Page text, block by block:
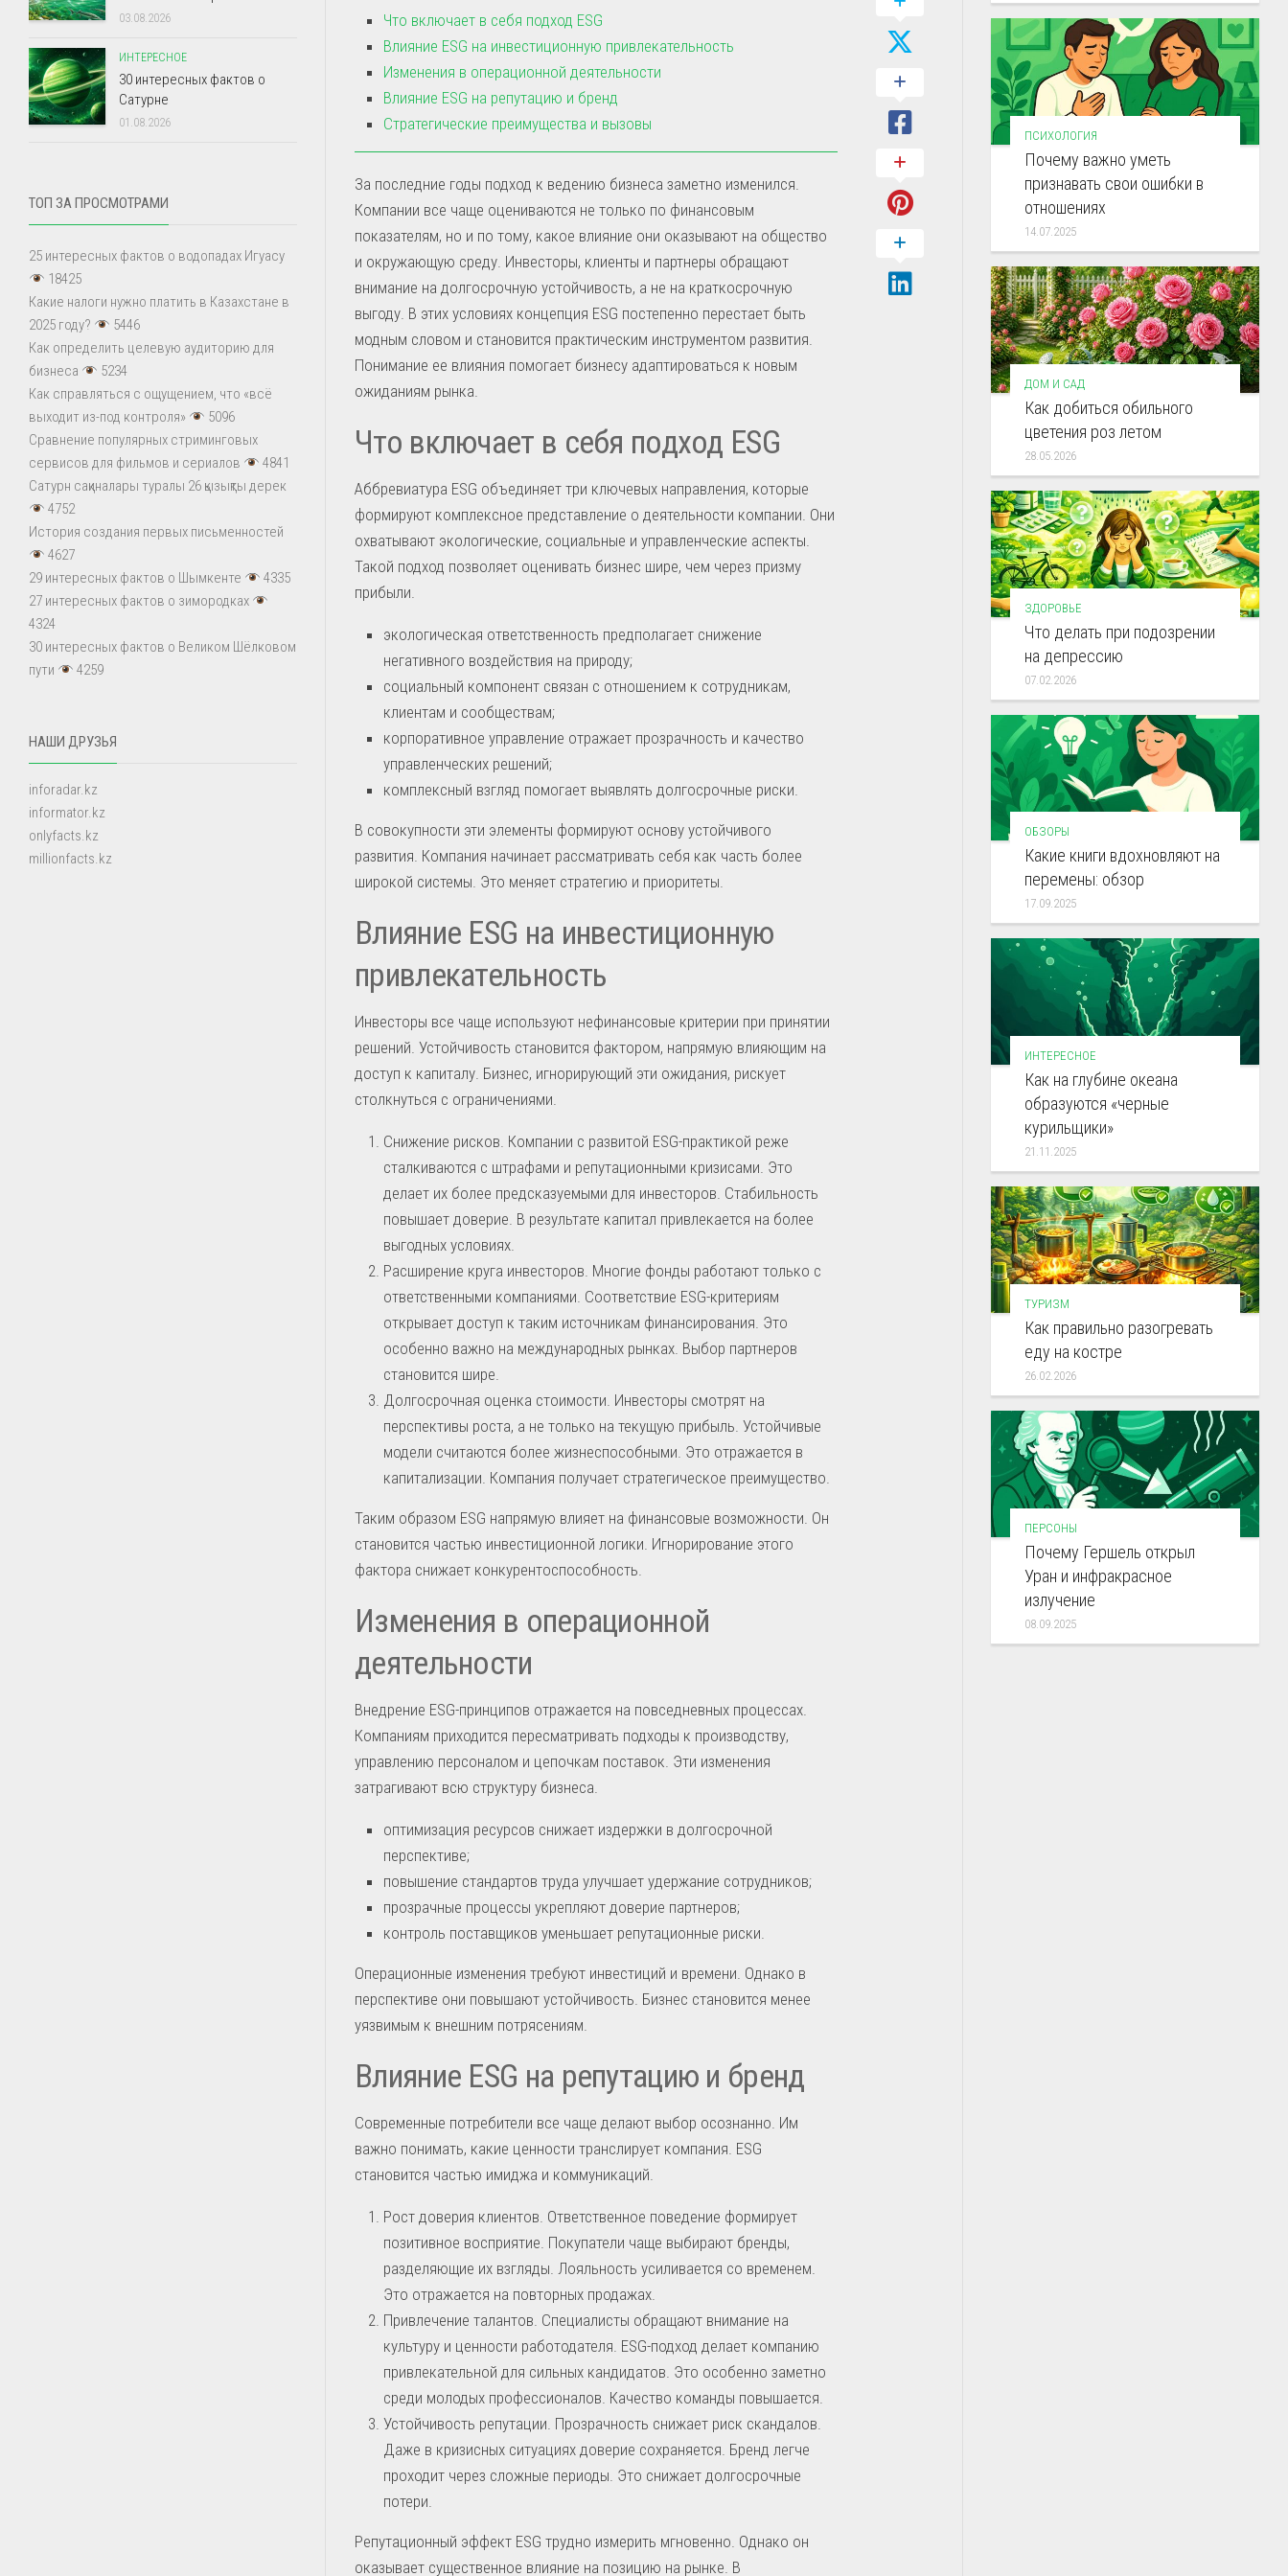
Что включает в себя подход ESG
Влияние ESG на инвестиционную привлекательность
Изменения в операционной деятельности
Влияние ESG на репутацию и бренд
Стратегические преимущества и вызовы
За последние годы подход к ведению бизнеса заметно изменился.
Компании все чаще оцениваются не только по финансовым
показателям, но и по тому, какое влияние они оказывают на общество
и окружающую среду. Инвесторы, клиенты и партнеры обращают
внимание на долгосрочную устойчивость, а не на краткосрочную
выгоду. В этих условиях концепция ESG постепенно перестает быть
модным словом и становится практическим инструментом развития.
Понимание ее влияния помогает бизнесу адаптироваться к новым
ожиданиям рынка.
Что включает в себя подход ESG
Аббревиатура ESG объединяет три ключевых направления, которые
формируют комплексное представление о деятельности компании. Они
охватывают экологические, социальные и управленческие аспекты.
Такой подход позволяет оценивать бизнес шире, чем через призму
прибыли.
экологическая ответственность предполагает снижение
негативного воздействия на природу;
социальный компонент связан с отношением к сотрудникам,
клиентам и сообществам;
корпоративное управление отражает прозрачность и качество
управленческих решений;
комплексный взгляд помогает выявлять долгосрочные риски.
В совокупности эти элементы формируют основу устойчивого
развития. Компания начинает рассматривать себя как часть более
широкой системы. Это меняет стратегию и приоритеты.
Влияние ESG на инвестиционную
привлекательность
Инвесторы все чаще используют нефинансовые критерии при принятии
решений. Устойчивость становится фактором, напрямую влияющим на
доступ к капиталу. Бизнес, игнорирующий эти ожидания, рискует
столкнуться с ограничениями.
Снижение рисков. Компании с развитой ESG-практикой реже
сталкиваются с штрафами и репутационными кризисами. Это
делает их более предсказуемыми для инвесторов. Стабильность
повышает доверие. В результате капитал привлекается на более
выгодных условиях.
Расширение круга инвесторов. Многие фонды работают только с
ответственными компаниями. Соответствие ESG-критериям
открывает доступ к таким источникам финансирования. Это
особенно важно на международных рынках. Выбор партнеров
становится шире.
Долгосрочная оценка стоимости. Инвесторы смотрят на
перспективы роста, а не только на текущую прибыль. Устойчивые
модели считаются более жизнеспособными. Это отражается в
капитализации. Компания получает стратегическое преимущество.
Таким образом ESG напрямую влияет на финансовые возможности. Он
становится частью инвестиционной логики. Игнорирование этого
фактора снижает конкурентоспособность.
Изменения в операционной
деятельности
Внедрение ESG-принципов отражается на повседневных процессах.
Компаниям приходится пересматривать подходы к производству,
управлению персоналом и цепочкам поставок. Эти изменения
затрагивают всю структуру бизнеса.
оптимизация ресурсов снижает издержки в долгосрочной
перспективе;
повышение стандартов труда улучшает удержание сотрудников;
прозрачные процессы укрепляют доверие партнеров;
контроль поставщиков уменьшает репутационные риски.
Операционные изменения требуют инвестиций и времени. Однако в
перспективе они повышают устойчивость. Бизнес становится менее
уязвимым к внешним потрясениям.
Влияние ESG на репутацию и бренд
Современные потребители все чаще делают выбор осознанно. Им
важно понимать, какие ценности транслирует компания. ESG
становится частью имиджа и коммуникаций.
Рост доверия клиентов. Ответственное поведение формирует
позитивное восприятие. Покупатели чаще выбирают бренды,
разделяющие их взгляды. Лояльность усиливается со временем.
Это отражается на повторных продажах.
Привлечение талантов. Специалисты обращают внимание на
культуру и ценности работодателя. ESG-подход делает компанию
привлекательной для сильных кандидатов. Это особенно заметно
среди молодых профессионалов. Качество команды повышается.
Устойчивость репутации. Прозрачность снижает риск скандалов.
Даже в кризисных ситуациях доверие сохраняется. Бренд легче
проходит через сложные периоды. Это снижает долгосрочные
потери.
Репутационный эффект ESG трудно измерить мгновенно. Однако он
оказывает существенное влияние на позицию на рынке. В
03.08.2026
ИНТЕРЕСНОЕ
30 интересных фактов о
Сатурне
01.08.2026
ТОП ЗА ПРОСМОТРАМИ
25 интересных фактов о водопадах Игуасу
18425
Какие налоги нужно платить в Казахстане в
2025 году?
5446
Как определить целевую аудиторию для
бизнеса
5234
Как справляться с ощущением, что «всё
выходит из-под контроля»
5096
Сравнение популярных стриминговых
сервисов для фильмов и сериалов
4841
Сатурн сақиналары туралы 26 қызықты дерек
4752
История создания первых письменностей
4627
29 интересных фактов о Шымкенте
4335
27 интересных фактов о зимородках
4324
30 интересных фактов о Великом Шёлковом
пути
4259
НАШИ ДРУЗЬЯ
inforadar.kz
informator.kz
onlyfacts.kz
millionfacts.kz
ПСИХОЛОГИЯ
Почему важно уметь
признавать свои ошибки в
отношениях
14.07.2025
ДОМ И САД
Как добиться обильного
цветения роз летом
28.05.2026
ЗДОРОВЬЕ
Что делать при подозрении
на депрессию
07.02.2026
ОБЗОРЫ
Какие книги вдохновляют на
перемены: обзор
17.09.2025
ИНТЕРЕСНОЕ
Как на глубине океана
образуются «черные
курильщики»
21.11.2025
ТУРИЗМ
Как правильно разогревать
еду на костре
26.02.2026
ПЕРСОНЫ
Почему Гершель открыл
Уран и инфракрасное
излучение
08.09.2025